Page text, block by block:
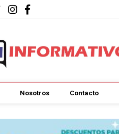
Nosotros Contacto